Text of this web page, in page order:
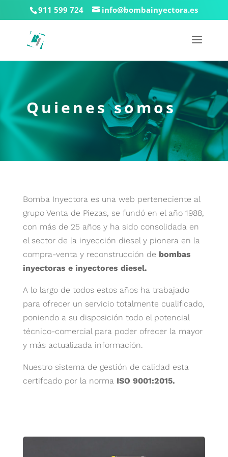
911 599 724 info@bombainyectora.es
Quienes somos
Bomba Inyectora es una web perteneciente al
grupo Venta de Piezas, se fundó en el año 1988,
con más de 25 años y ha sido consolidada en
el sector de la inyección diesel y pionera en la
compra-venta y reconstrucción de bombas
inyectoras e inyectores diesel.
A lo largo de todos estos años ha trabajado
para ofrecer un servicio totalmente cualificado,
poniendo a su disposición todo el potencial
técnico-comercial para poder ofrecer la mayor
y más actualizada información.
Nuestro sistema de gestión de calidad esta
certifcado por la norma ISO 9001:2015.